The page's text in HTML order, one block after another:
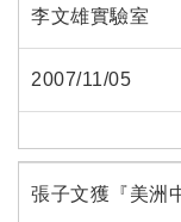
李文雄實驗室
2007/11/05
張子文獲『美洲